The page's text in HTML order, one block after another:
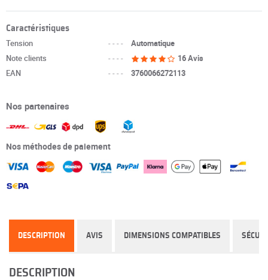
Caractéristiques
Tension ----
Automatique
Note clients
----
16 Avis
EAN
---- 3760066272113
Nos partenaires
Nos méthodes de paiement
DESCRIPTION AVIS DIMENSIONS COMPATIBLES
DESCRIPTION